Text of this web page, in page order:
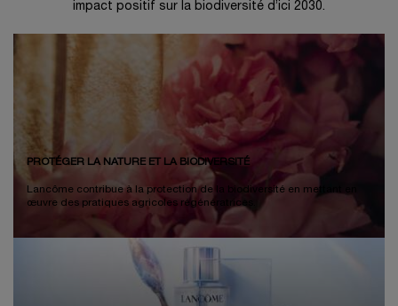
impact positif sur la biodiversité d’ici 2030.
PROTÉGER LA NATURE ET LA BIODIVERSITÉ
Lancôme contribue à la protection de la biodiversité en mettant en
œuvre des pratiques agricoles régénératrices.